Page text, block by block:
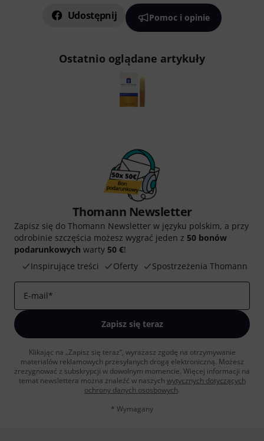
Udostępnij Pomoc i opinie
Ostatnio oglądane artykuły
Thomann Newsletter
Zapisz się do Thomann Newsletter w języku polskim, a przy
odrobinie szczęścia możesz wygrać jeden z 50 bonów
podarunkowych warty 50 €!
Inspirujące treści
Oferty Spostrzeżenia Thomann
E-mail*
Zapisz się teraz
Klikając na „Zapisz się teraz”, wyrażasz zgodę na otrzymywanie
materialów reklamowych przesyłanych drogą elektroniczną. Możesz
zrezygnować z subskrypcji w dowolnym momencie. Więcej informacji na
temat newslettera można znaleźć w naszych wytycznych dotyczących
ochrony danych ososbowych.
* Wymagany